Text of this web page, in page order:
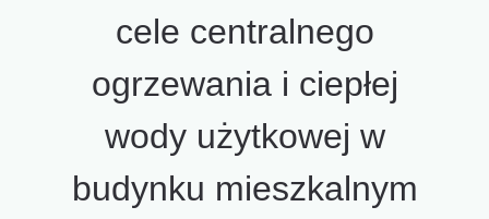
cele centralnego
ogrzewania i ciepłej
wody użytkowej w
budynku mieszkalnym